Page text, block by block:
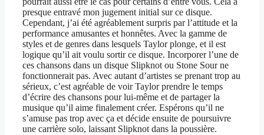
presque entravé mon jugement initial sur ce disque.
Cependant, j’ai été agréablement surpris par l’attitude et la
performance amusantes et honnêtes. Avec la gamme de
styles et de genres dans lesquels Taylor plonge, et il est
logique qu’il ait voulu sortir ce disque. Incorporer l’une de
ces chansons dans un disque Slipknot ou Stone Sour ne
fonctionnerait pas. Avec autant d’artistes se prenant trop au
sérieux, c’est agréable de voir Taylor prendre le temps
d’écrire des chansons pour lui-même et de partager la
musique qu’il aime finalement créer. Espérons qu’il ne
s’amuse pas trop avec ça et décide ensuite de poursuivre
une carrière solo, laissant Slipknot dans la poussière.